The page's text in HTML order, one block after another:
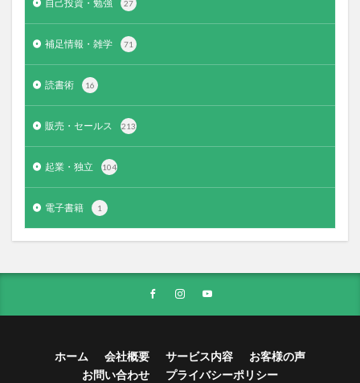
自己投資・勉強 27
補足情報・雑学 71
読書術 16
販売・セールス 213
起業・独立 104
電子書籍 1
ホーム 会社概要 サービス内容
お客様の声
お問い合わせ
プライバシーポリシー